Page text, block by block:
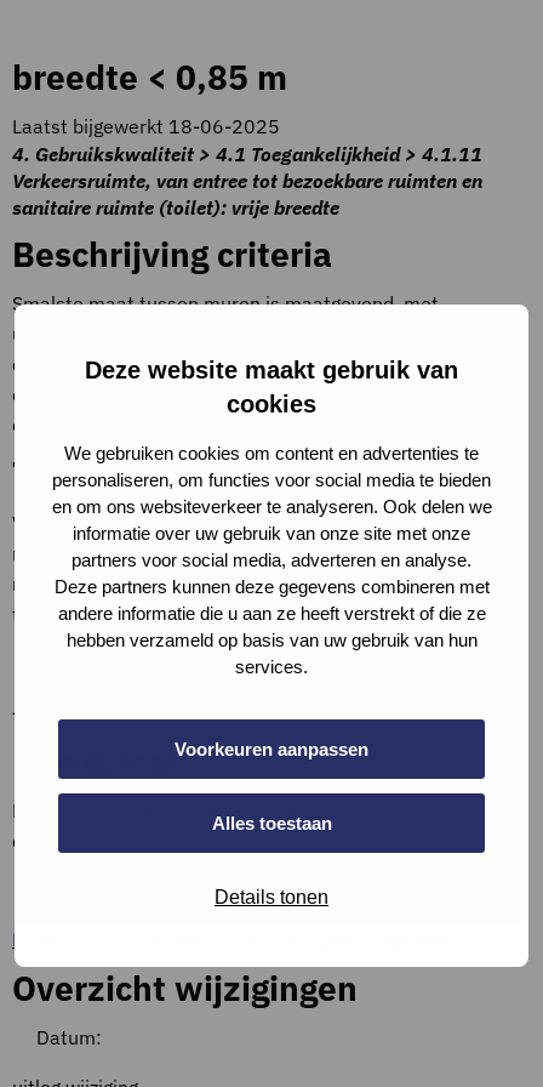
Deze website maakt gebruik van
cookies
We gebruiken cookies om content en advertenties te
personaliseren, om functies voor social media te bieden
en om ons websiteverkeer te analyseren. Ook delen we
informatie over uw gebruik van onze site met onze
partners voor social media, adverteren en analyse.
Deze partners kunnen deze gegevens combineren met
andere informatie die u aan ze heeft verstrekt of die ze
hebben verzameld op basis van uw gebruik van hun
services.
Voorkeuren aanpassen
Alles toestaan
Details tonen
breedte < 0,85 m
Laatst bijgewerkt 18-06-2025
4. Gebruikskwaliteit > 4.1 Toegankelijkheid > 4.1.11
Verkeersruimte, van entree tot bezoekbare ruimten en
sanitaire ruimte (toilet): vrije breedte
Beschrijving criteria
Smalste maat tussen muren is maatgevend, met
uitzondering van een plaatselijke versmalling: tot 1,2 m
over een lengte van maximaal 3 m en tot 850 mm over
een lengte van maximaal 300 mm. De verkeersruimte is
drempelloos (<= 20 mm).
Toelichting op criteria
Volgens het Besluit bouwwerken leefomgeving (Bbl) is een
minimale vrije breedte van een doorgang vereist. Deze
maat – ten minste 0,85 m – is geschikt voor voldoende
toegankelijkheid van onder meer utiliteit. (Bbl, art. 4.180)
–
Bewijslast
Beschrijf de situatie, vul aan met (een screenshot van)
documentatie, of verwijs hiernaar.
Bronnen en referenties
Besluit bouwwerken leefomgeving – Artikel 4.180
Overzicht wijzigingen
Datum: